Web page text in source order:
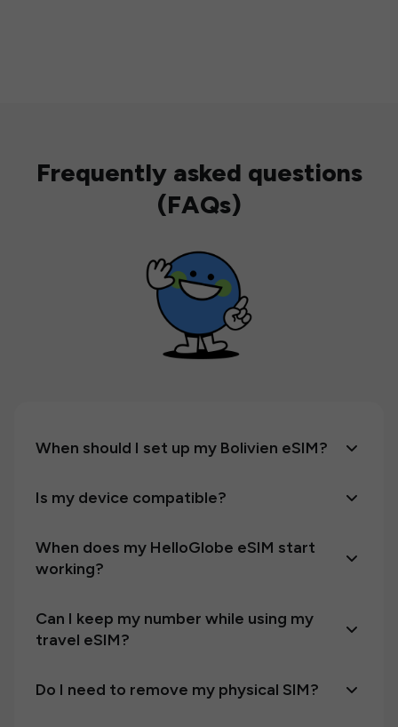
Frequently asked questions
(FAQs)
When should I set up my Bolivien eSIM?
Is my device compatible?
When does my HelloGlobe eSIM start
working?
Can I keep my number while using my
travel eSIM?
Do I need to remove my physical SIM?